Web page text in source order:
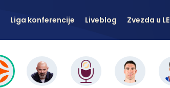
Liga konferencije Liveblog Zvezda u LE